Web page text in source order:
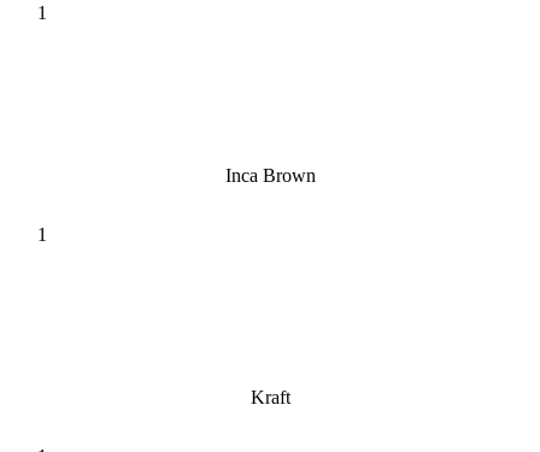
Inca Brown
Kraft